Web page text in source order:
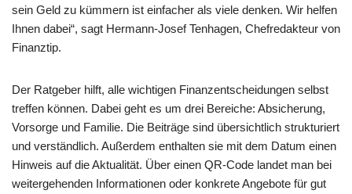
sein Geld zu kümmern ist einfacher als viele denken. Wir helfen
Ihnen dabei“, sagt Hermann-Josef Tenhagen, Chefredakteur von
Finanztip.
Der Ratgeber hilft, alle wichtigen Finanzentscheidungen selbst
treffen können. Dabei geht es um drei Bereiche: Absicherung,
Vorsorge und Familie. Die Beiträge sind übersichtlich strukturiert
und verständlich. Außerdem enthalten sie mit dem Datum einen
Hinweis auf die Aktualität. Über einen QR-Code landet man bei
weitergehenden Informationen oder konkrete Angebote für gut